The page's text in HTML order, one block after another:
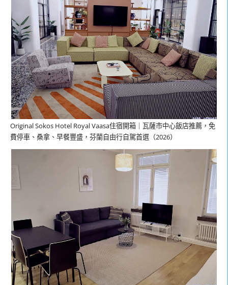
Original Sokos Hotel Royal Vaasa住宿開箱｜瓦薩市中心飯店推薦，免
費停車、桑拿、早餐豐盛，芬蘭自由行自駕首選（2026）